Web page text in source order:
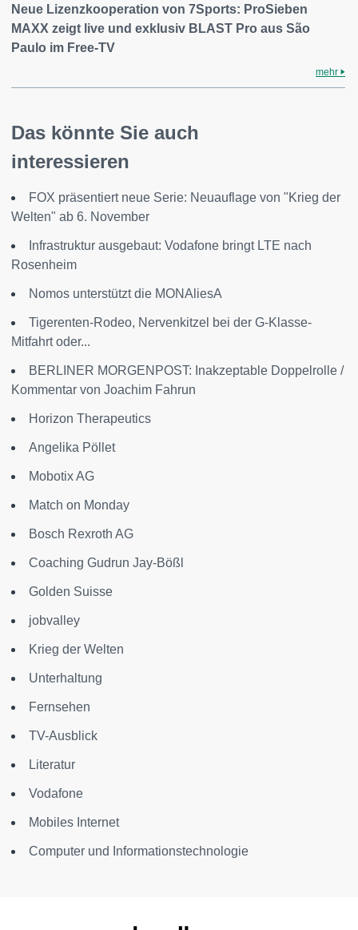
Neue Lizenzkooperation von 7Sports: ProSieben
MAXX zeigt live und exklusiv BLAST Pro aus São
Paulo im Free-TV
mehr
Das könnte Sie auch
interessieren
FOX präsentiert neue Serie: Neuauflage von "Krieg der
Welten" ab 6. November
Infrastruktur ausgebaut: Vodafone bringt LTE nach
Rosenheim
Nomos unterstützt die MONAliesA
Tigerenten-Rodeo, Nervenkitzel bei der G-Klasse-
Mitfahrt oder...
BERLINER MORGENPOST: Inakzeptable Doppelrolle /
Kommentar von Joachim Fahrun
Horizon Therapeutics
Angelika Pöllet
Mobotix AG
Match on Monday
Bosch Rexroth AG
Coaching Gudrun Jay-Bößl
Golden Suisse
jobvalley
Krieg der Welten
Unterhaltung
Fernsehen
TV-Ausblick
Literatur
Vodafone
Mobiles Internet
Computer und Informationstechnologie